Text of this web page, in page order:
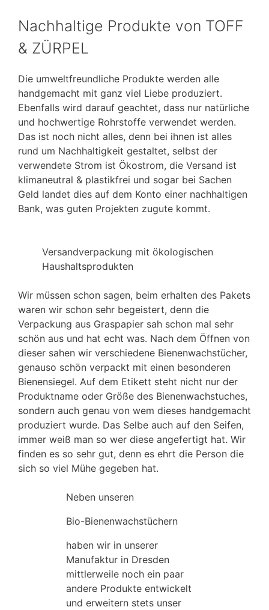
Nachhaltige Produkte von TOFF
& ZÜRPEL
Die umweltfreundliche Produkte werden alle
handgemacht mit ganz viel Liebe produziert.
Ebenfalls wird darauf geachtet, dass nur natürliche
und hochwertige Rohrstoffe verwendet werden.
Das ist noch nicht alles, denn bei ihnen ist alles
rund um Nachhaltigkeit gestaltet, selbst der
verwendete Strom ist Ökostrom, die Versand ist
klimaneutral & plastikfrei und sogar bei Sachen
Geld landet dies auf dem Konto einer nachhaltigen
Bank, was guten Projekten zugute kommt.
Versandverpackung mit ökologischen
Haushaltsprodukten
Wir müssen schon sagen, beim erhalten des Pakets
waren wir schon sehr begeistert, denn die
Verpackung aus Graspapier sah schon mal sehr
schön aus und hat echt was. Nach dem Öffnen von
dieser sahen wir verschiedene Bienenwachstücher,
genauso schön verpackt mit einen besonderen
Bienensiegel. Auf dem Etikett steht nicht nur der
Produktname oder Größe des Bienenwachstuches,
sondern auch genau von wem dieses handgemacht
produziert wurde. Das Selbe auch auf den Seifen,
immer weiß man so wer diese angefertigt hat. Wir
finden es so sehr gut, denn es ehrt die Person die
sich so viel Mühe gegeben hat.
Neben unseren
Bio-Bienenwachstüchern
haben wir in unserer
Manufaktur in Dresden
mittlerweile noch ein paar
andere Produkte entwickelt
und erweitern stets unser